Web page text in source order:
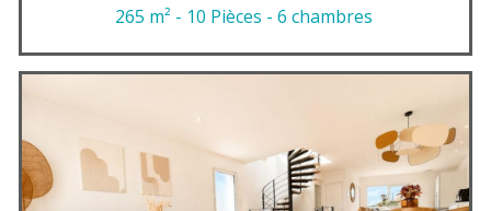
265 m² - 10 Pièces - 6 chambres